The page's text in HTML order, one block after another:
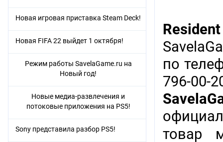
по
796-00-
товар
Новая игровая приставка Steam Deck!
Новая FIFA 22 выйдет 1 октября!
Режим работы SavelaGame.ru на
Новый год!
Новые медиа-развлечения и
потоковые приложения на PS5!
Sony представила разбор PS5!